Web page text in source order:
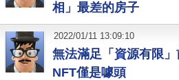
相」最差的房子
無法滿足「資源有限
NFT僅是噱頭
2022/01/11 13:09:10